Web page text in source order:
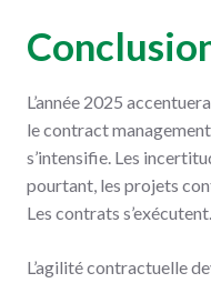
L’année 2025
le contract
s’intensifie. Les
pourtant, les projets
Les contrats s’exécutent.
L’agilité contractuelle